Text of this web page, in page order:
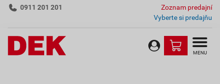
0911 201 201
Zoznam predajní
Vyberte si predajňu
MENU